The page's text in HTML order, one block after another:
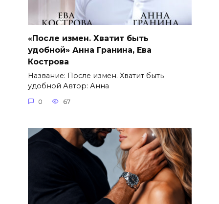
«После измен. Хватит быть
удобной» Анна Гранина, Ева
Кострова
Название: После измен. Хватит быть
удобной Автор: Анна
0 67